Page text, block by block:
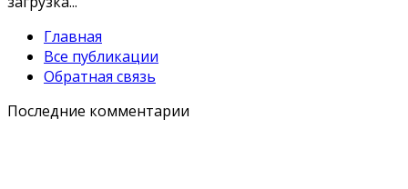
Главная
Все публикации
Обратная связь
Последние комментарии